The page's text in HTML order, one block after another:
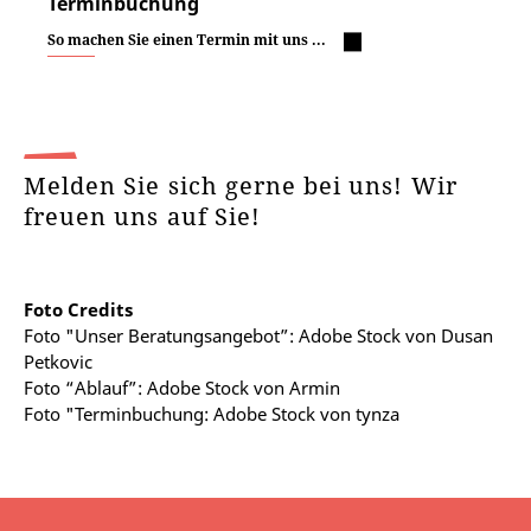
So machen Sie einen Termin mit uns ...
Melden Sie sich gerne bei uns! Wir
freuen uns auf Sie!
Foto Credits
Foto "Unser Beratungsangebot”: Adobe Stock von Dusan
Petkovic
Foto “Ablauf”: Adobe Stock von Armin
Foto "Terminbuchung: Adobe Stock von tynza